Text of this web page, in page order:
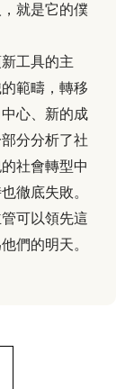
就是它的僕
工具的主
範疇，轉移
心、新的成
分分析了社
社會轉型中
徹底失敗。
可以領先這
們的明天。